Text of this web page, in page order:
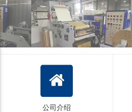
公司介绍